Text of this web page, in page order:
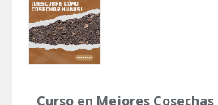
Curso en Mejores Cosechas